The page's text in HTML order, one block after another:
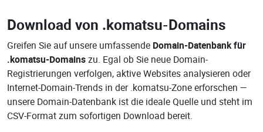
Download von .komatsu-Domains
Greifen Sie auf unsere umfassende Domain-Datenbank für
.komatsu-Domainszu. Egal ob Sie neue Domain-
Registrierungen verfolgen, aktive Websites analysieren oder
Internet-Domain-Trends in der .komatsu-Zone erforschen —
unsere Domain-Datenbank ist die ideale Quelle und steht im
CSV-Format zum sofortigen Download bereit.